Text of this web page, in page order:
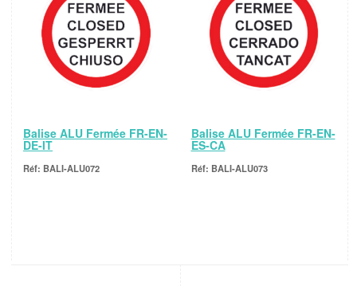
Balise ALU Fermée FR-EN-
DE-IT
BALI-ALU072
Balise ALU Fermée FR-EN-
ES-CA
BALI-ALU073